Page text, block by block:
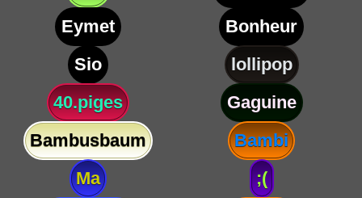
Eymet
Bonheur
Sio
lollipop
40.piges
Gaguine
Bambusbaum
Bambi
Ma
;(